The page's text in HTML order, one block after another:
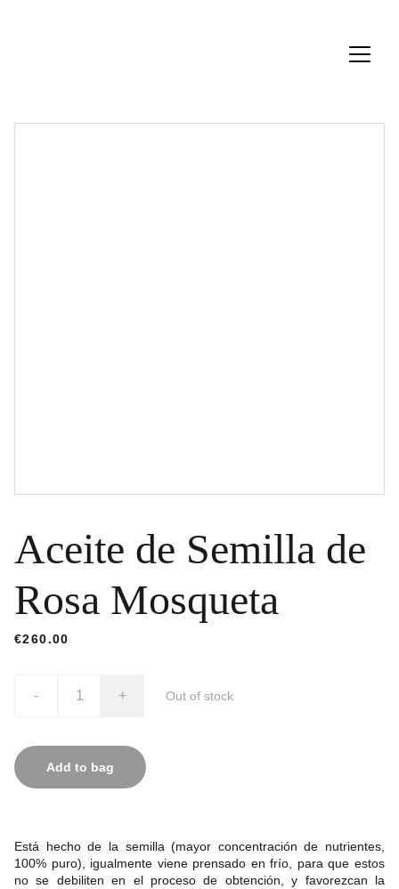
Aceite de Semilla de
Rosa Mosqueta
€260.00
- + Out of stock
Add to bag
Está hecho de la semilla (mayor concentración de nutrientes,
100% puro), igualmente viene prensado en frío, para que estos
no se debiliten en el proceso de obtención, y favorezcan la